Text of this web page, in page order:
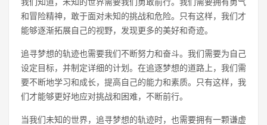
和冒险精神，敢于面对未知的挑战和危险。只有这样，我们才
能够逐渐拓展自己的视野，发现更多的美好和奇迹。
追寻梦想的轨迹也需要我们不断努力和奋斗。我们需要为自己
设定目标，并制定详细的计划。在追逐梦想的道路上，我们需
要不断地学习和成长，提高自己的能力和素质。只有这样，我
们才能够更好地应对挑战和困难，不断前行。
当我们未知的世界，追寻梦想的轨迹时，也需要拥有一颗谦虚